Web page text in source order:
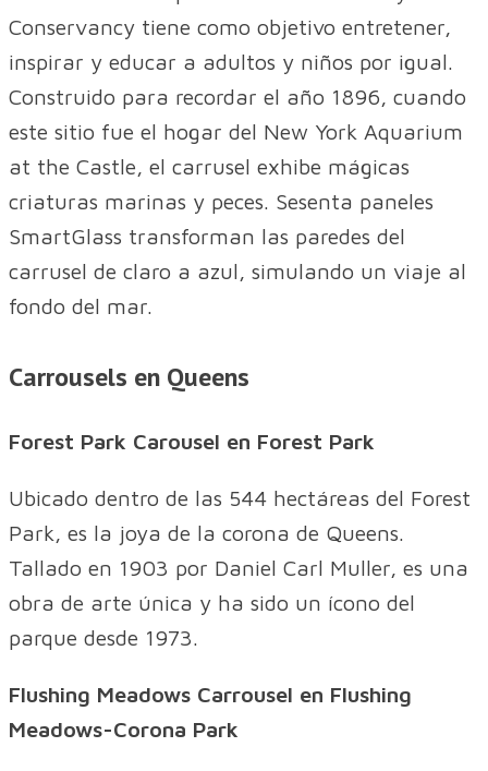
Conservancy tiene como objetivo entretener,
inspirar y educar a adultos y niños por igual.
Construido para recordar el año 1896, cuando
este sitio fue el hogar del New York Aquarium
at the Castle, el carrusel exhibe mágicas
criaturas marinas y peces. Sesenta paneles
SmartGlass transforman las paredes del
carrusel de claro a azul, simulando un viaje al
fondo del mar.
Carrousels en Queens
Forest Park Carousel en Forest Park
Ubicado dentro de las 544 hectáreas del Forest
Park, es la joya de la corona de Queens.
Tallado en 1903 por Daniel Carl Muller, es una
obra de arte única y ha sido un ícono del
parque desde 1973.
Flushing Meadows Carrousel en Flushing
Meadows-Corona Park